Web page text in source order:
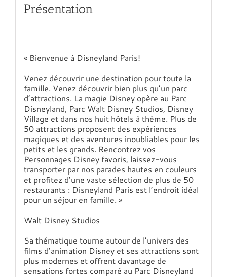
Présentation
« Bienvenue à Disneyland Paris!
Venez découvrir une destination pour toute la
famille. Venez découvrir bien plus qu’un parc
d’attractions. La magie Disney opère au Parc
Disneyland, Parc Walt Disney Studios, Disney
Village et dans nos huit hôtels à thème. Plus de
50 attractions proposent des expériences
magiques et des aventures inoubliables pour les
petits et les grands. Rencontrez vos
Personnages Disney favoris, laissez-vous
transporter par nos parades hautes en couleurs
et profitez d’une vaste sélection de plus de 50
restaurants : Disneyland Paris est l’endroit idéal
pour un séjour en famille. »
Walt Disney Studios
Sa thématique tourne autour de l’univers des
films d’animation Disney et ses attractions sont
plus modernes et offrent davantage de
sensations fortes comparé au Parc Disneyland